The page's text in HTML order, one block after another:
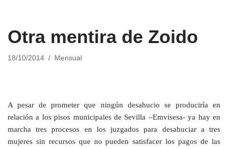
Otra mentira de Zoido
18/10/2014 Mensual
A pesar de prometer que ningún desahucio se produciría en
relación a los pisos municipales de Sevilla –Emvisesa- ya hay en
marcha tres procesos en los juzgados para desahuciar a tres
mujeres sin recursos que no pueden satisfacer los pagos de las